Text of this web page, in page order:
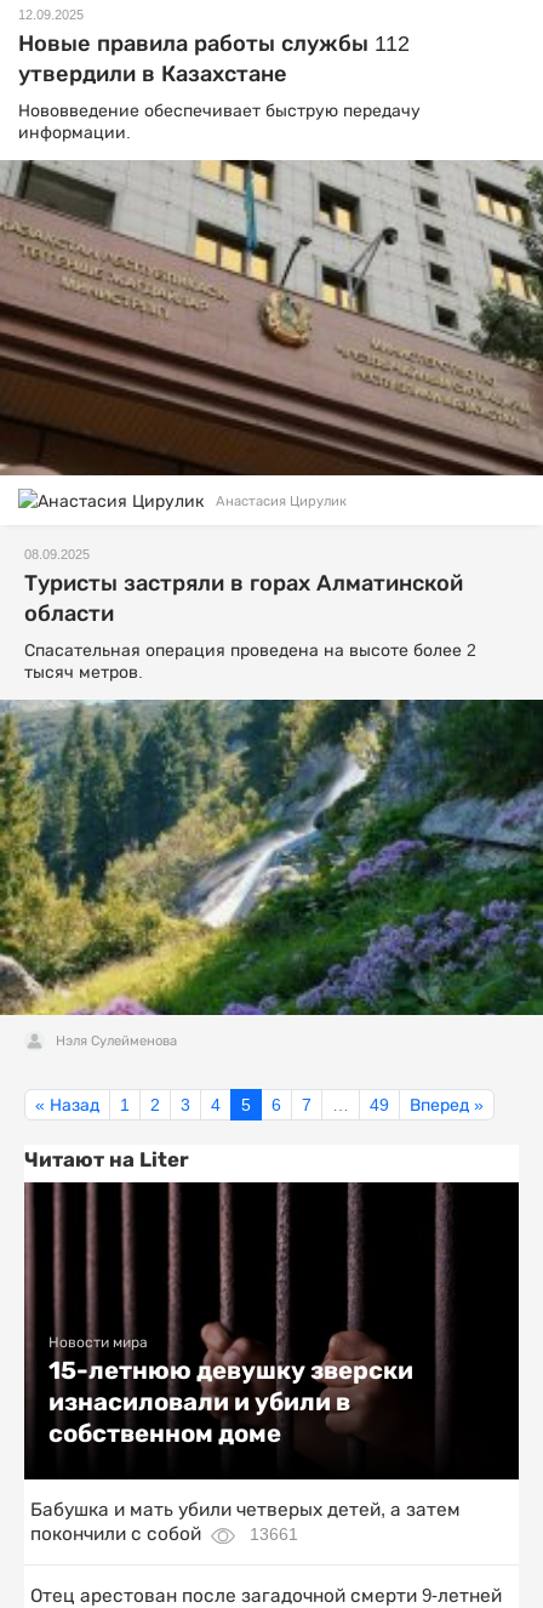
12.09.2025
Новые правила работы службы 112
утвердили в Казахстане
Нововведение обеспечивает быструю передачу
информации.
Анастасия Цирулик
08.09.2025
Туристы застряли в горах Алматинской
области
Спасательная операция проведена на высоте более 2
тысяч метров.
Нэля Сулейменова
« Назад 1 2 3 4 5 6 7 … 49 Вперед »
Читают на Liter
Новости мира
15-летнюю девушку зверски
изнасиловали и убили в
собственном доме
Бабушка и мать убили четверых детей, а затем
покончили с собой
13661
Отец арестован после загадочной смерти 9-летней